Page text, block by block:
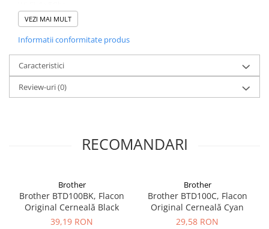
Airprint
Garantie 5 ani la inscrierea pe
https://www.brother.ro/5-years-warranty-promotion
VEZI MAI MULT
Informatii conformitate produs
Caracteristici
Review-uri(0)
RECOMANDARI
Brother
Brother BTD100BK, Flacon
Original Cerneală Black
39,19 RON
Brother
Brother BTD100C, Flacon
Original Cerneală Cyan
29,58 RON